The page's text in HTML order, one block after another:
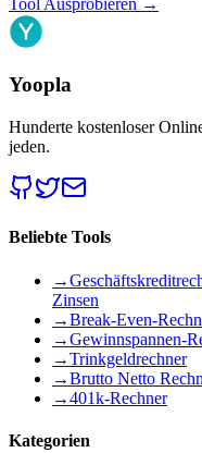
Yoopla
Hunderte kostenloser
jeden.
Beliebte Tools
→
Zinsen
→Break-Even-
→Gewinnspannen-
→Trinkgeldrechner
→Brutto Netto
→401k-Rechner
Kategorien